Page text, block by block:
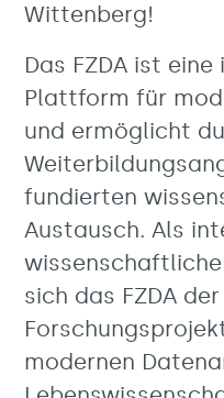
Wittenberg!
Das FZDA ist
Plattform für
und ermöglicht
fundierten
Austausch. Als
sich das FZDA
modernen